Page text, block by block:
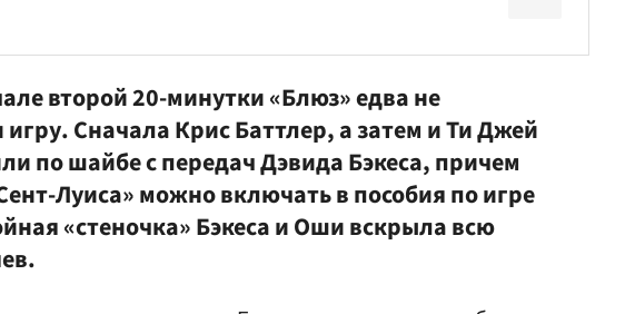
второй 20-минутки «Блюз» едва не
Сначала Крис Баттлер, а затем и Ти Джей
по шайбе с передач ДэвидаБэкеса, причем
Луиса» можно включать в пособия по игре
«стеночка» Бэкеса и Оши вскрыла всю